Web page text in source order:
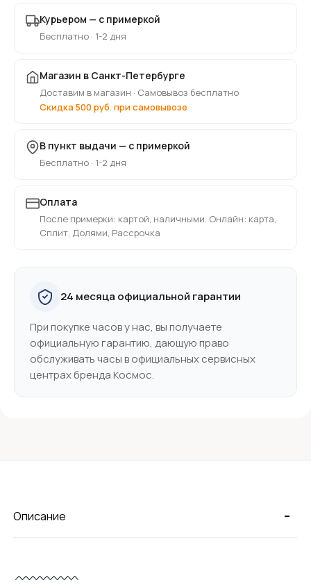
Курьером — с примеркой
Бесплатно · 1-2 дня
Магазин в Санкт-Петербурге
Доставим в магазин · Самовывоз бесплатно
Скидка 500 руб. при самовывозе
В пункт выдачи — с примеркой
Бесплатно · 1-2 дня
Оплата
После примерки: картой, наличными. Онлайн: карта,
Сплит, Долями, Рассрочка
24 месяца официальной гарантии
При покупке часов у нас, вы получаете
официальную гарантию, дающую право
обслуживать часы в официальных сервисных
центрах бренда Космос.
-
Описание